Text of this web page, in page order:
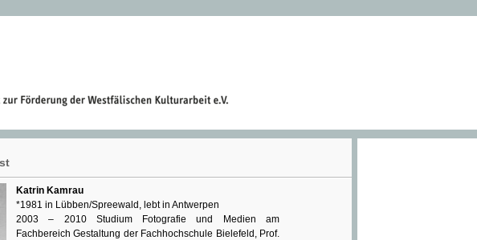
Katrin Kamrau
*1981 in Lübben/Spreewald, lebt in Antwerpen
2003 – 2010 Studium Fotografie und Medien am
Fachbereich Gestaltung der Fachhochschule Bielefeld, Prof.